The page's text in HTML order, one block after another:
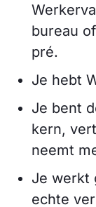
bureau
pré.
Je hebt
Je bent
kern,
neemt
Je werkt
echte